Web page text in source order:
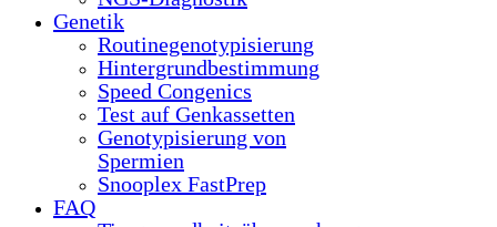
Genetik
Routinegenotypisierung
Hintergrundbestimmung
Speed Congenics
Test auf Genkassetten
Genotypisierung von
Spermien
Snooplex FastPrep
FAQ